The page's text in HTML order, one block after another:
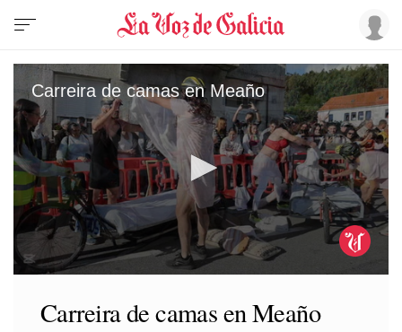
Carreira de camas en Meaño
Carreira de camas en Meaño